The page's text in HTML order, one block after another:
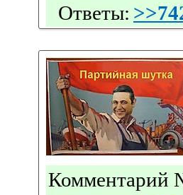
Ответы:
Комментарий